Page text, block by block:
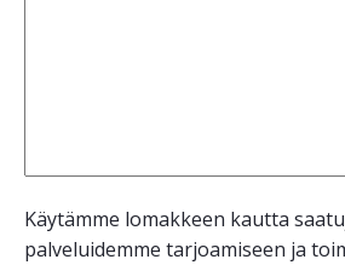
Käytämme lomakkeen kautta
palveluidemme tarjoamiseen ja